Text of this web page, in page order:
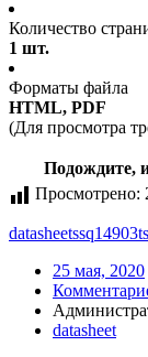
Количество
1 шт.
Форматы файла
HTML, PDF
(Для просмотра
Подождите,
Просмотрено:
datasheetssq14903ts
25 мая, 2020
datasheet